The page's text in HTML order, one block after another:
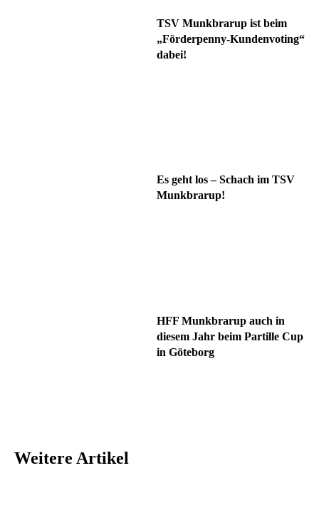
TSV Munkbrarup ist beim
„Förderpenny-Kundenvoting“
dabei!
Es geht los – Schach im TSV
Munkbrarup!
HFF Munkbrarup auch in
diesem Jahr beim Partille Cup
in Göteborg
Weitere Artikel